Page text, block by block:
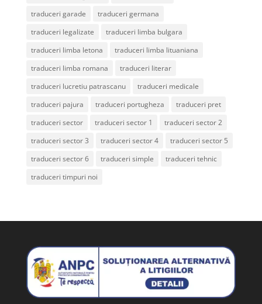
traduceri garade
traduceri germana
traduceri legalizate
traduceri limba bulgara
traduceri limba letona
traduceri limba lituaniana
traduceri limba romana
traduceri literar
traduceri lucretiu patrascanu
traduceri medicale
traduceri pajura
traduceri portugheza
traduceri pret
traduceri sector
traduceri sector 1
traduceri sector 2
traduceri sector 3
traduceri sector 4
traduceri sector 5
traduceri sector 6
traduceri simple
traduceri tehnic
traduceri timpuri noi